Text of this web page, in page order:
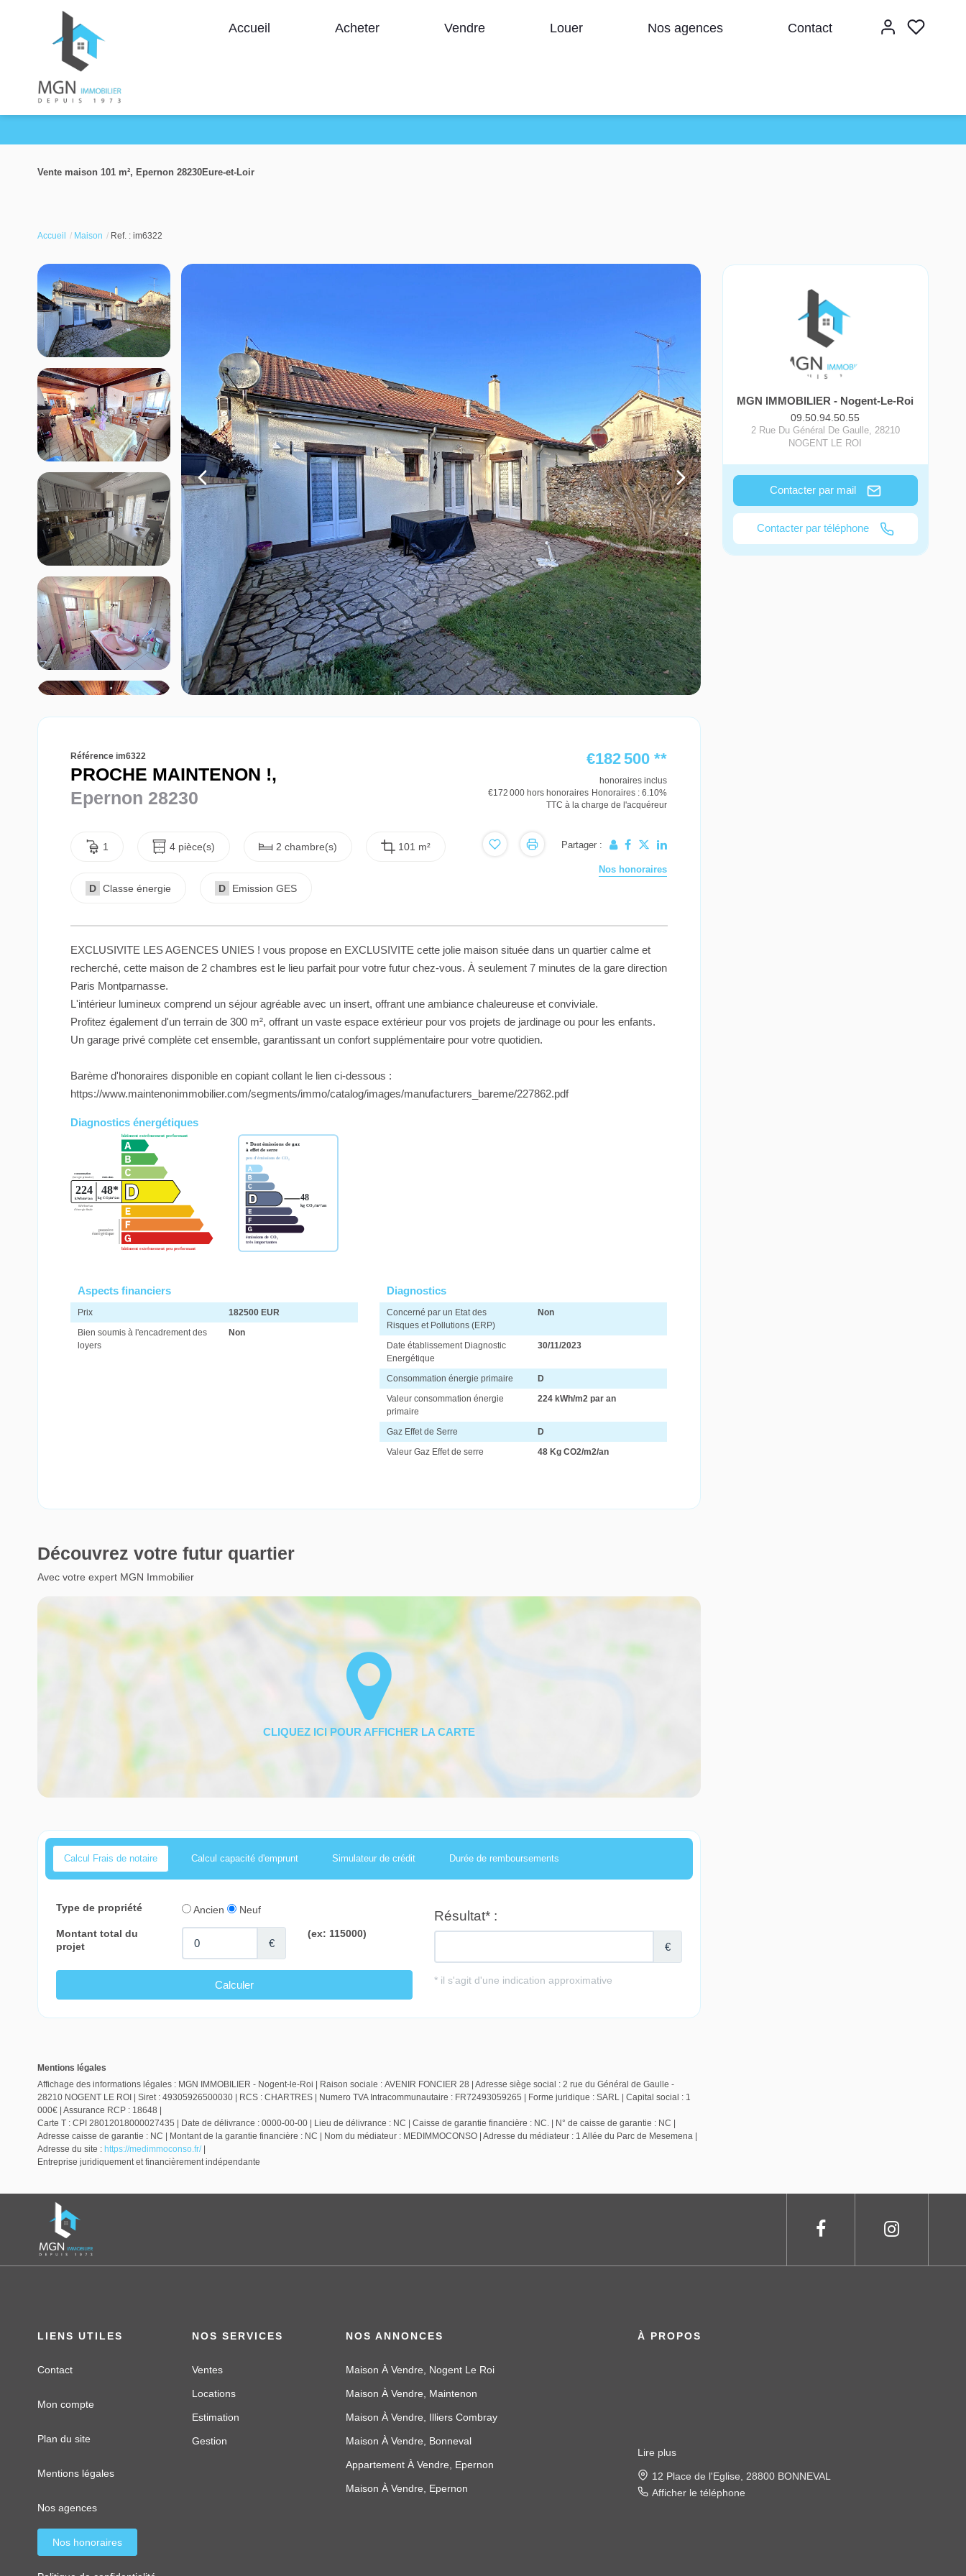
Accueil Acheter Vendre Louer Nos agences Contact
Vente maison 101 m², Epernon 28230Eure-et-Loir
Accueil Maison Ref. : im6322
Référence im6322
PROCHE MAINTENON !,
Epernon 28230
1 4 pièce(s) 2 chambre(s) 101 m²
D Classe énergie D Emission GES
€182 500 **
honoraires inclus
€172 000 hors honoraires Honoraires : 6.10%
TTC à la charge de l'acquéreur
Partager :
Nos honoraires
EXCLUSIVITE LES AGENCES UNIES ! vous propose en EXCLUSIVITE cette jolie maison située dans un quartier calme et
recherché, cette maison de 2 chambres est le lieu parfait pour votre futur chez-vous. À seulement 7 minutes de la gare direction
Paris Montparnasse.
L'intérieur lumineux comprend un séjour agréable avec un insert, offrant une ambiance chaleureuse et conviviale.
Profitez également d'un terrain de 300 m², offrant un vaste espace extérieur pour vos projets de jardinage ou pour les enfants.
Un garage privé complète cet ensemble, garantissant un confort supplémentaire pour votre quotidien.
Barème d'honoraires disponible en copiant collant le lien ci-dessous :
https://www.maintenonimmobilier.com/segments/immo/catalog/images/manufacturers_bareme/227862.pdf
Diagnostics énergétiques
Aspects financiers
Prix
182500 EUR
Bien soumis à l'encadrement des
loyers
Non
Diagnostics
Concerné par un Etat des
Risques et Pollutions (ERP)
Non
Date établissement Diagnostic
Energétique
30/11/2023
Consommation énergie primaire
D
Valeur consommation énergie
primaire
224 kWh/m2 par an
Gaz Effet de Serre
D
Valeur Gaz Effet de serre
48 Kg CO2/m2/an
Découvrez votre futur quartier
Avec votre expert MGN Immobilier
Calcul Frais de notaire Calcul capacité d'emprunt Simulateur de crédit Durée de remboursements
MGN IMMOBILIER - Nogent-Le-Roi
09.50.94.50.55
2 Rue Du Général De Gaulle, 28210
NOGENT LE ROI
Contacter par mail
Contacter par téléphone
Mentions légales
Affichage des informations légales : MGN IMMOBILIER - Nogent-le-Roi | Raison sociale : AVENIR FONCIER 28 | Adresse siège social : 2 rue du Général de Gaulle -
28210 NOGENT LE ROI | Siret : 49305926500030 | RCS : CHARTRES | Numero TVA Intracommunautaire : FR72493059265 | Forme juridique : SARL | Capital social : 1
000€ | Assurance RCP : 18648 |
Carte T : CPI 28012018000027435 | Date de délivrance : 0000-00-00 | Lieu de délivrance : NC | Caisse de garantie financière : NC. | N° de caisse de garantie : NC |
Adresse caisse de garantie : NC | Montant de la garantie financière : NC | Nom du médiateur : MEDIMMOCONSO | Adresse du médiateur : 1 Allée du Parc de Mesemena |
Adresse du site : https://medimmoconso.fr/|
Entreprise juridiquement et financièrement indépendante
LIENS UTILES
Contact
Mon compte
Plan du site
Mentions légales
Nos agences
Nos honoraires
NOS SERVICES
Ventes
Locations
Estimation
Gestion
NOS ANNONCES
Maison À Vendre, Nogent Le Roi
Maison À Vendre, Maintenon
Maison À Vendre, Illiers Combray
Maison À Vendre, Bonneval
Appartement À Vendre, Epernon
Maison À Vendre, Epernon
À PROPOS
Lire plus
22 place de l'église, 28120 ILLIERS COMBRAY
Afficher le téléphone